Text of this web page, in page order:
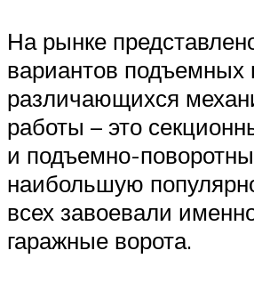
На рынке
вариантов подъемных
различающихся
работы – это
и подъемно-
наибольшую
всех завоевали
гаражные ворота.